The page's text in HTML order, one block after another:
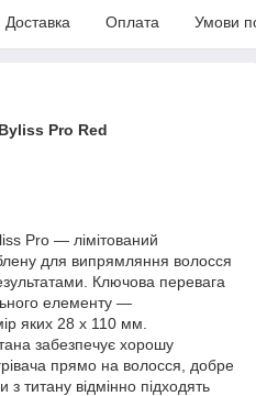
Доставка Оплата Умови
Pro Red
Pro — лімітований
для випрямляння волосся
Ключова перевага
елементу —
яких 28 x 110 мм.
забезпечує хорошу
прямо на волосся, добре
титану відмінно підходять